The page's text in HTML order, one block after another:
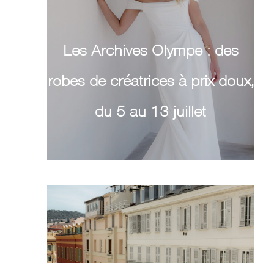
Les Archives Olympe : des
robes de créatrices à prix doux,
du 5 au 13 juillet